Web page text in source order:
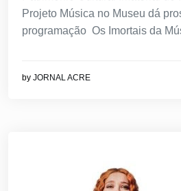
Projeto Música no Museu dá
programação Os Imortais da
by JORNAL ACRE